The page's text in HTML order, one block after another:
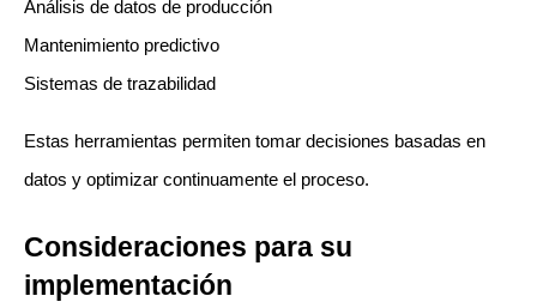
Análisis de datos de producción
Mantenimiento predictivo
Sistemas de trazabilidad
Estas herramientas permiten tomar decisiones basadas en
datos y optimizar continuamente el proceso.
Consideraciones para su
implementación